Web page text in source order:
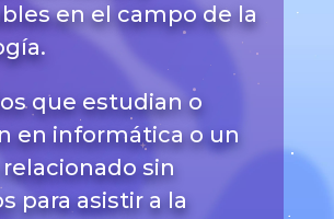
en el campo de la
que estudian o
en informática o un
sin
para asistir a la